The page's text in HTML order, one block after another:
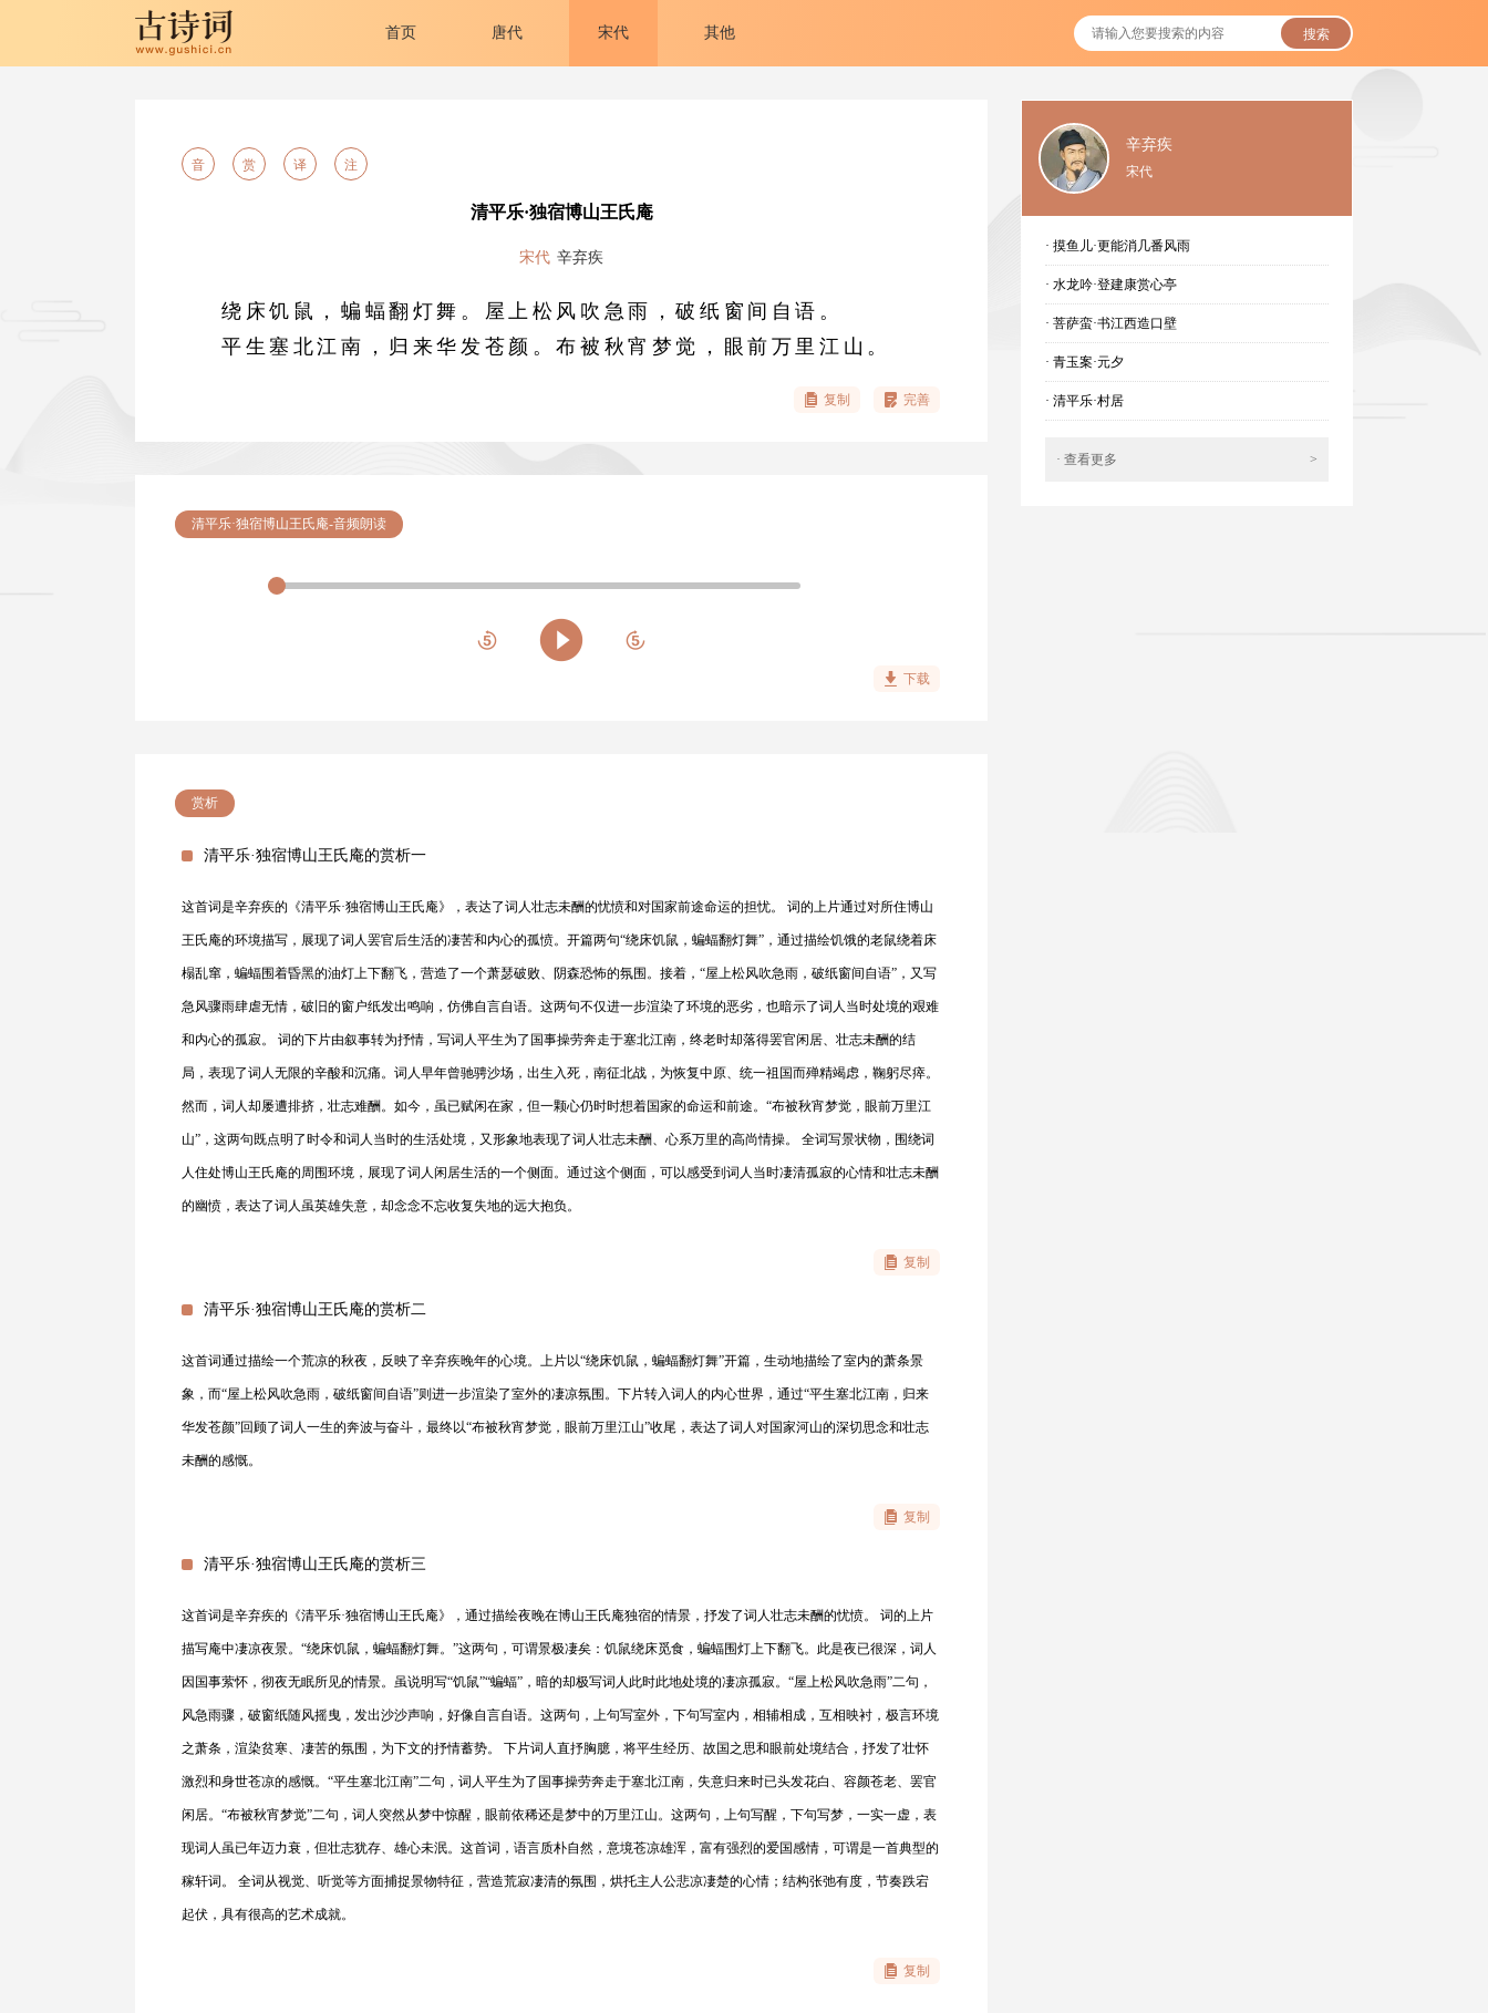
首页 唐代 宋代 其他 搜索
音 赏 译 注
清平乐·独宿博山王氏庵
宋代 辛弃疾
绕床饥鼠，蝙蝠翻灯舞。屋上松风吹急雨，破纸窗间自语。
平生塞北江南，归来华发苍颜。布被秋宵梦觉，眼前万里江山。
复制 完善
清平乐·独宿博山王氏庵-音频朗读
下载
赏析
清平乐·独宿博山王氏庵的赏析一
这首词是辛弃疾的《清平乐·独宿博山王氏庵》，表达了词人壮志未酬的忧愤和对国家前途命运的担忧。 词的上片通过对所住博山
王氏庵的环境描写，展现了词人罢官后生活的凄苦和内心的孤愤。开篇两句“绕床饥鼠，蝙蝠翻灯舞”，通过描绘饥饿的老鼠绕着床
榻乱窜，蝙蝠围着昏黑的油灯上下翻飞，营造了一个萧瑟破败、阴森恐怖的氛围。接着，“屋上松风吹急雨，破纸窗间自语”，又写
急风骤雨肆虐无情，破旧的窗户纸发出鸣响，仿佛自言自语。这两句不仅进一步渲染了环境的恶劣，也暗示了词人当时处境的艰难
和内心的孤寂。 词的下片由叙事转为抒情，写词人平生为了国事操劳奔走于塞北江南，终老时却落得罢官闲居、壮志未酬的结
局，表现了词人无限的辛酸和沉痛。词人早年曾驰骋沙场，出生入死，南征北战，为恢复中原、统一祖国而殚精竭虑，鞠躬尽瘁。
然而，词人却屡遭排挤，壮志难酬。如今，虽已赋闲在家，但一颗心仍时时想着国家的命运和前途。“布被秋宵梦觉，眼前万里江
山”，这两句既点明了时令和词人当时的生活处境，又形象地表现了词人壮志未酬、心系万里的高尚情操。 全词写景状物，围绕词
人住处博山王氏庵的周围环境，展现了词人闲居生活的一个侧面。通过这个侧面，可以感受到词人当时凄清孤寂的心情和壮志未酬
的幽愤，表达了词人虽英雄失意，却念念不忘收复失地的远大抱负。
复制
清平乐·独宿博山王氏庵的赏析二
这首词通过描绘一个荒凉的秋夜，反映了辛弃疾晚年的心境。上片以“绕床饥鼠，蝙蝠翻灯舞”开篇，生动地描绘了室内的萧条景
象，而“屋上松风吹急雨，破纸窗间自语”则进一步渲染了室外的凄凉氛围。下片转入词人的内心世界，通过“平生塞北江南，归来
华发苍颜”回顾了词人一生的奔波与奋斗，最终以“布被秋宵梦觉，眼前万里江山”收尾，表达了词人对国家河山的深切思念和壮志
未酬的感慨。
复制
清平乐·独宿博山王氏庵的赏析三
这首词是辛弃疾的《清平乐·独宿博山王氏庵》，通过描绘夜晚在博山王氏庵独宿的情景，抒发了词人壮志未酬的忧愤。 词的上片
描写庵中凄凉夜景。“绕床饥鼠，蝙蝠翻灯舞。”这两句，可谓景极凄矣：饥鼠绕床觅食，蝙蝠围灯上下翻飞。此是夜已很深，词人
因国事萦怀，彻夜无眠所见的情景。虽说明写“饥鼠”“蝙蝠”，暗的却极写词人此时此地处境的凄凉孤寂。“屋上松风吹急雨”二句，
风急雨骤，破窗纸随风摇曳，发出沙沙声响，好像自言自语。这两句，上句写室外，下句写室内，相辅相成，互相映衬，极言环境
之萧条，渲染贫寒、凄苦的氛围，为下文的抒情蓄势。 下片词人直抒胸臆，将平生经历、故国之思和眼前处境结合，抒发了壮怀
激烈和身世苍凉的感慨。“平生塞北江南”二句，词人平生为了国事操劳奔走于塞北江南，失意归来时已头发花白、容颜苍老、罢官
闲居。“布被秋宵梦觉”二句，词人突然从梦中惊醒，眼前依稀还是梦中的万里江山。这两句，上句写醒，下句写梦，一实一虚，表
现词人虽已年迈力衰，但壮志犹存、雄心未泯。这首词，语言质朴自然，意境苍凉雄浑，富有强烈的爱国感情，可谓是一首典型的
稼轩词。 全词从视觉、听觉等方面捕捉景物特征，营造荒寂凄清的氛围，烘托主人公悲凉凄楚的心情；结构张弛有度，节奏跌宕
起伏，具有很高的艺术成就。
复制
辛弃疾
宋代
· 摸鱼儿·更能消几番风雨
· 水龙吟·登建康赏心亭
· 菩萨蛮·书江西造口壁
· 青玉案·元夕
· 清平乐·村居
>
· 查看更多